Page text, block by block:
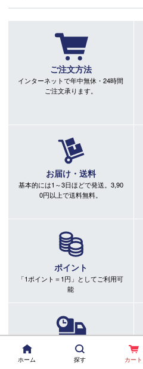
ホーム 探す カート
ご注文方法
インターネットで年中無休・24時間
ご注文承ります。
お届け・送料
基本的には1～3日ほどで発送。3,90
0円以上で送料無料。
ポイント
「1ポイント＝1円」としてご利用可
能
翌日配送サービス
アイコンのある商品はご注文の翌日